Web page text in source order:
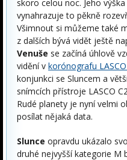
skoro celou noc. Jeho
vynahrazuje to pěkně
Všimnout si můžeme také
z dalších bývá vidět ještě
Venuše se začíná úhlově
vidění v korónografu
konjunkci se Sluncem a
snímcích přístroje LASCO
Rudé planety je nyní velmi
posílat nějaká data.
Slunce opravdu ukázalo
druhé nejvyšší kategorie M